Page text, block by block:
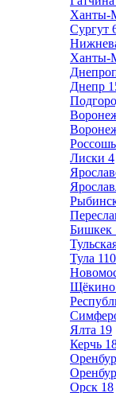
Ханты-
Сургут
Ханты-
Днепр
Россошь
Лиски 4
Бишкек
Тула 110
Щёкино
Ялта 19
Керчь
Орск 18